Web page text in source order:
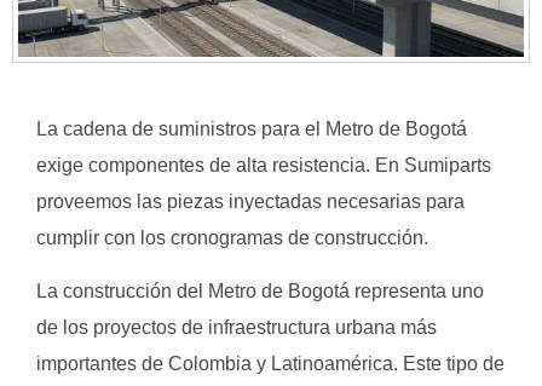
La cadena de suministros para el Metro de Bogotá
exige componentes de alta resistencia. En Sumiparts
proveemos las piezas inyectadas necesarias para
cumplir con los cronogramas de construcción.
La construcción del Metro de Bogotá representa uno
de los proyectos de infraestructura urbana más
importantes de Colombia y Latinoamérica. Este tipo de